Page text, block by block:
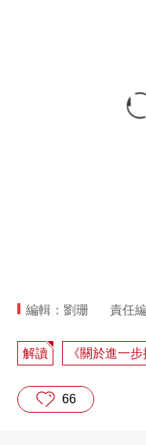
編輯：劉珊 責任
解讀 《關於進一
66